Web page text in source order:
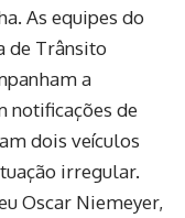
As equipes do
de Trânsito
a
notificações de
dois veículos
irregular.
Oscar Niemeyer,